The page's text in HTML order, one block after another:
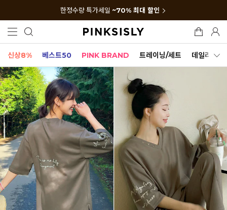
한정수량 특가세일 ~70% 최대 할인
신상8% 베스트50 PINK BRAND 트레이닝/세트 데일리세트